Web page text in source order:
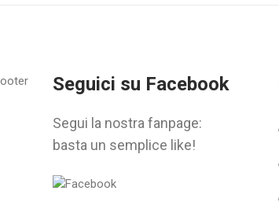
Seguici su Facebook
Segui la nostra fanpage:
basta un semplice like!